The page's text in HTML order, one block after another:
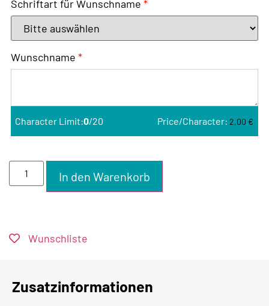
Schriftart für Wunschname *
Wunschname *
Character Limit:0/20 Price/Character: 2,00 €
In den Warenkorb
Wunschliste
Zusatzinformationen